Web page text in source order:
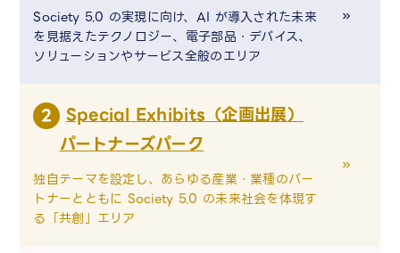
Society 5.0 の実現に向け、AI が導入された未来
を見据えたテクノロジー、電子部品・デバイス、
ソリューションやサービス全般のエリア
2 Special Exhibits（企画出展）
パートナーズパーク
独自テーマを設定し、あらゆる産業・業種のパー
トナーとともに Society 5.0 の未来社会を体現す
る「共創」エリア